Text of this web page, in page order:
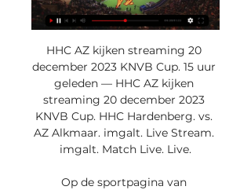
HHC AZ kijken streaming 20
december 2023 KNVB Cup. 15 uur
geleden — HHC AZ kijken
streaming 20 december 2023
KNVB Cup. HHC Hardenberg. vs.
AZ Alkmaar. imgalt. Live Stream.
imgalt. Match Live. Live.
Op de sportpagina van